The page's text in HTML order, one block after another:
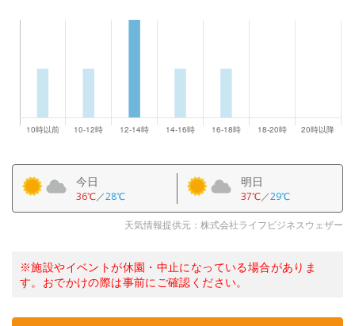
今日
36℃／28℃
明日
37℃／29℃
天気情報提供元：株式会社ライフビジネスウェザー
※施設やイベントが休園・中止になっている場合がありま
す。おでかけの際は事前にご確認ください。